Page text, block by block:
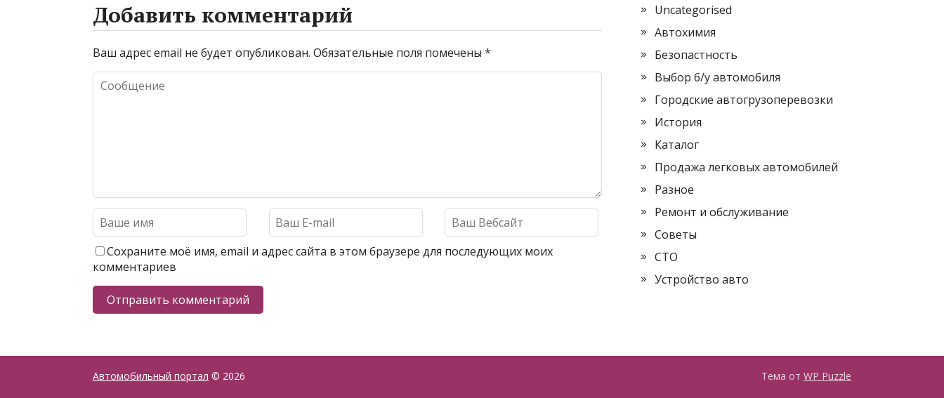
Добавить комментарий
Ваш адрес email не будет опубликован. Обязательные поля помечены *
Сохраните моё имя, email и адрес сайта в этом браузере для последующих моих
комментариев
Uncategorised
Автохимия
Безопастность
Выбор б/у автомобиля
Городские автогрузоперевозки
История
Каталог
Продажа легковых автомобилей
Разное
Ремонт и обслуживание
Советы
СТО
Устройство авто
Автомобильный портал © 2026 Тема от WP Puzzle